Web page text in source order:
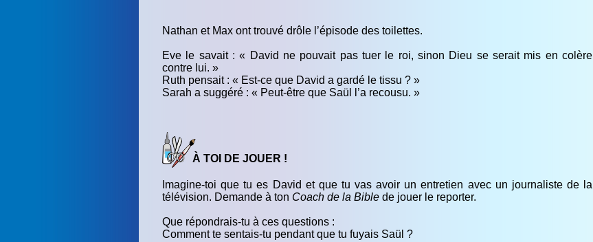
Nathan et Max ont trouvé drôle l’épisode des toilettes.
Eve le savait : « David ne pouvait pas tuer le roi, sinon Dieu se serait mis en colère
contre lui. »
Ruth pensait : « Est-ce que David a gardé le tissu ? »
Sarah a suggéré : « Peut-être que Saül l’a recousu. »
À TOI DE JOUER !
Imagine-toi que tu es David et que tu vas avoir un entretien avec un journaliste de la
télévision. Demande à ton Coach de la Bible de jouer le reporter.
Que répondrais-tu à ces questions :
Comment te sentais-tu pendant que tu fuyais Saül ?